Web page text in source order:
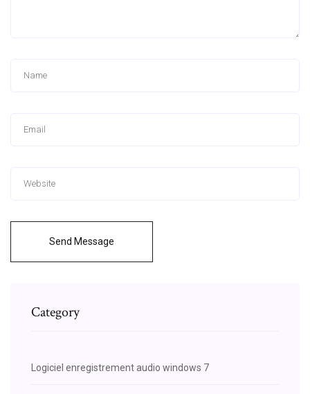
Send Message
Category
Logiciel enregistrement audio windows 7